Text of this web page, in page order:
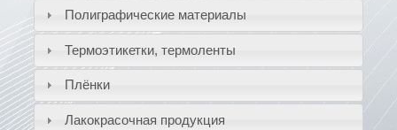
Полиграфические материалы
Термоэтикетки, термоленты
Плёнки
Лакокрасочная продукция